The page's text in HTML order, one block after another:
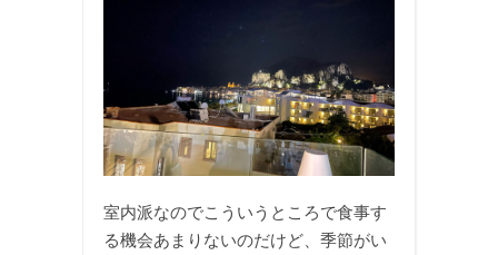
室内派なのでこういうところで食事す
る機会あまりないのだけど、季節がい